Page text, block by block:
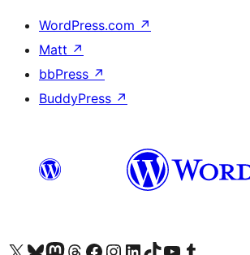
WordPress.com ↗
Matt ↗
bbPress ↗
BuddyPress ↗
Visit our X (formerly Twitter) account
Visit our Bluesky account
Visit our Mastodon account
Visit our Threads account
Visit our Facebook page
Visit our Instagram account
Visit our LinkedIn account
Visit our TikTok account
Visit our YouTube channel
Visit our Tumblr account